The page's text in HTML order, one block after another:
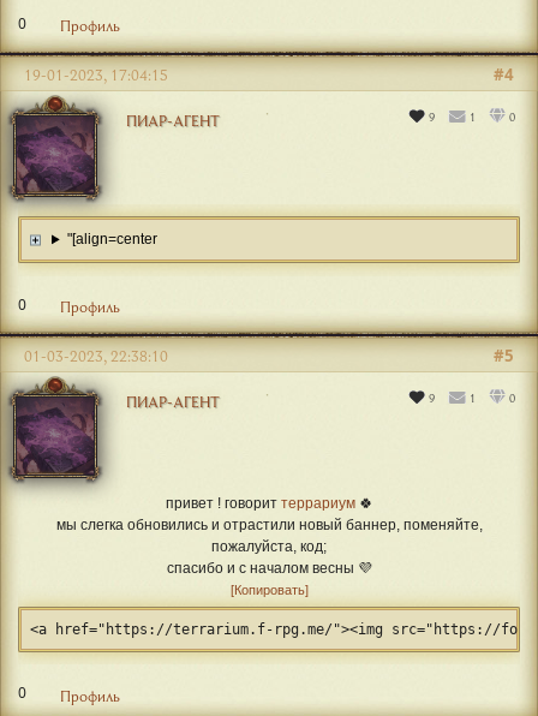
0 Профиль
ПИАР-АГЕНТ 9 1 0
#4
19-01-2023, 17:04:15
"[align=center
0 Профиль
ПИАР-АГЕНТ 9 1 0
#5
01-03-2023, 22:38:10
привет ! говорит террариум🍀
мы слегка обновились и отрастили новый баннер, поменяйте,
пожалуйста, код;
спасибо и с началом весны 💜
Копировать
<a href="https://terrarium.f-rpg.me/"><img src="https://
0 Профиль